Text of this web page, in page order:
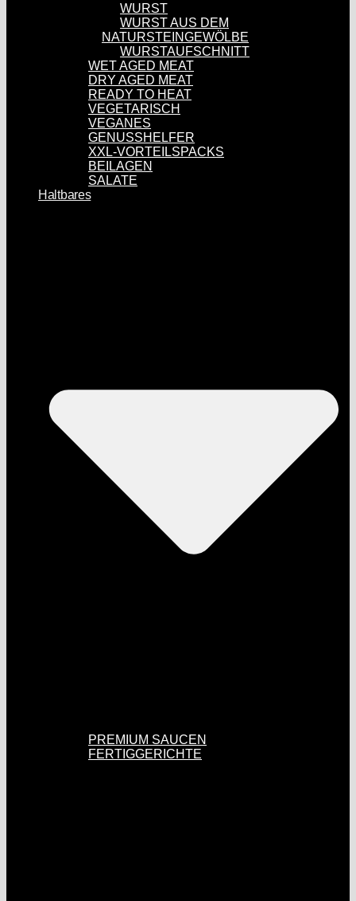
WURST
WURST AUS DEM
NATURSTEINGEWÖLBE
WURSTAUFSCHNITT
WET AGED MEAT
DRY AGED MEAT
READY TO HEAT
VEGETARISCH
VEGANES
GENUSSHELFER
XXL-VORTEILSPACKS
BEILAGEN
SALATE
Haltbares
PREMIUM SAUCEN
FERTIGGERICHTE